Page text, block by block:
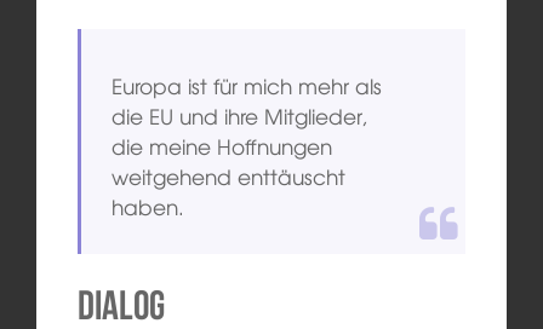
Europa ist für mich mehr als
die EU und ihre Mitglieder,
die meine Hoffnungen
weitgehend enttäuscht
haben.
Dialog